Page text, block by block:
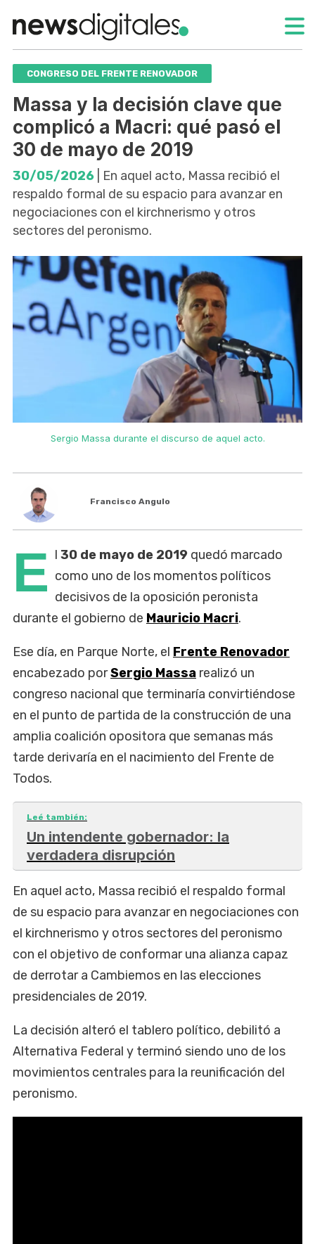
CONGRESO DEL FRENTE RENOVADOR
Massa y la decisión clave que
complicó a Macri: qué pasó el
30 de mayo de 2019
30/05/2026 | En aquel acto, Massa recibió el
respaldo formal de su espacio para avanzar en
negociaciones con el kirchnerismo y otros
sectores del peronismo.
Sergio Massa durante el discurso de aquel acto.
Francisco Angulo
E l 30 de mayo de 2019 quedó marcado
como uno de los momentos políticos
decisivos de la oposición peronista
durante el gobierno de Mauricio Macri.
Ese día, en Parque Norte, el Frente Renovador
encabezado porSergio Massa realizó un
congreso nacional que terminaría convirtiéndose
en el punto de partida de la construcción de una
amplia coalición opositora que semanas más
tarde derivaría en el nacimiento del Frente de
Todos.
Leé también:
Un intendente gobernador: la
verdadera disrupción
En aquel acto, Massa recibió el respaldo formal
de su espacio para avanzar en negociaciones con
el kirchnerismo y otros sectores del peronismo
con el objetivo de conformar una alianza capaz
de derrotar a Cambiemos en las elecciones
presidenciales de 2019.
La decisión alteró el tablero político, debilitó a
Alternativa Federal y terminó siendo uno de los
movimientos centrales para la reunificación del
peronismo.